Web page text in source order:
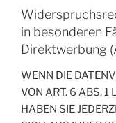
in besonderen
Direktwerbung
WENN DIE
VON ART. 6 ABS. 1
HABEN SIE